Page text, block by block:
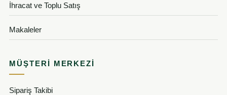
İhracat ve Toplu Satış
Makaleler
MÜŞTERI MERKEZI
Sipariş Takibi